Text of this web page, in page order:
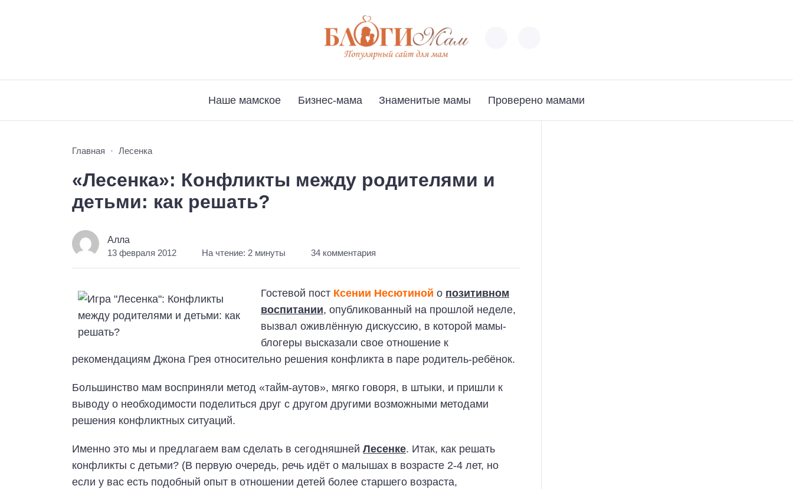
Наше мамское Бизнес-мама Знаменитые мамы Проверено мамами
Главная Лесенка
«Лесенка»: Конфликты между родителями и
детьми: как решать?
Алла
13 февраля 2012 На чтение: 2 минуты 34 комментария
Гостевой пост Ксении Несютиной о позитивном
воспитании, опубликованный на прошлой неделе,
вызвал оживлённую дискуссию, в которой мамы-
блогеры высказали свое отношение к
рекомендациям Джона Грея относительно решения конфликта в паре родитель-ребёнок.
Большинство мам восприняли метод «тайм-аутов», мягко говоря, в штыки, и пришли к
выводу о необходимости поделиться друг с другом другими возможными методами
решения конфликтных ситуаций.
Именно это мы и предлагаем вам сделать в сегодняшней Лесенке. Итак, как решать
конфликты с детьми? (В первую очередь, речь идёт о малышах в возрасте 2-4 лет, но
если у вас есть подобный опыт в отношении детей более старшего возраста,